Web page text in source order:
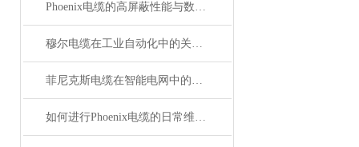
Phoenix电缆的高屏蔽性能与数据传输优势
穆尔电缆在工业自动化中的关键角色
菲尼克斯电缆在智能电网中的应用
如何进行Phoenix电缆的日常维护和保养？